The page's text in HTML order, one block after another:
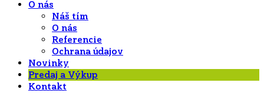
O nás
Náš tím
O nás
Referencie
Ochrana údajov
Novinky
Predaj a Výkup
Kontakt